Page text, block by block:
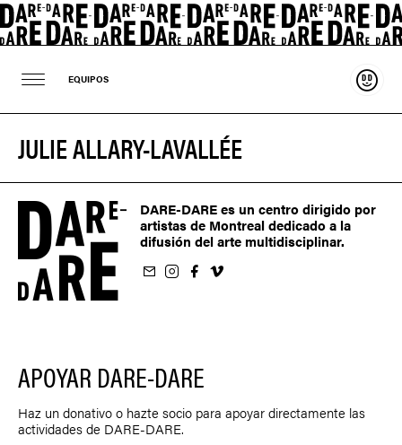
EQUIPOS
JULIE ALLARY-LAVALLÉE
DARE-DARE es un centro dirigido por
artistas de Montreal dedicado a la
difusión del arte multidisciplinar.
sur Instagram
sur Facebook
nous sur Vimeo
APOYAR DARE-DARE
Haz un donativo o hazte socio para apoyar directamente las
actividades de DARE-DARE.